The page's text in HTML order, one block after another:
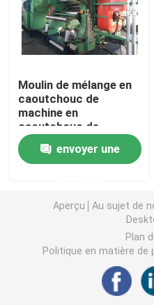
Machine en
Machine en caoutchouc
Mélangeur en
Presse de
Ligne en caoutchouc
Ligne de recyclage du
Moulin de mélange en
caoutchouc de
machine en
caoutchouc de
calendrier de petit
pain de 980RPM
132KW 4
envoyer une
Aperçu Au sujet de
Plan
Politique en matière de